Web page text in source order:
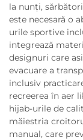
la nunți,
este necesară o
urile sportive
integrează
designuri care
evacuare a
inclusiv
recreerea în aer
hijab-urile de
măiestria
manual, care